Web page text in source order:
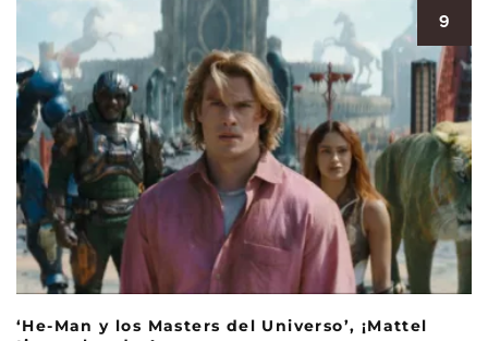
9
‘He-Man y los Masters del Universo’, ¡Mattel